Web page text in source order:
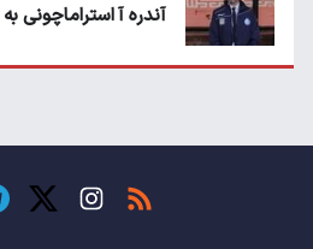
آندره آ استراماچونی
حسن روی هوا!